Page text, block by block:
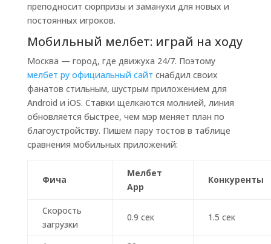
преподносит сюрпризы и заманухи для новых и
постоянных игроков.
Мобильный мелбет: играй на ходу
Москва — город, где движуха 24/7. Поэтому
мелбет ру официальный сайт снабдил своих
фанатов стильным, шустрым приложением для
Android и iOS. Ставки щелкаются молнией, линия
обновляется быстрее, чем мэр меняет план по
благоустройству. Пишем пару тостов в таблице
сравнения мобильных приложений:
Фича
Мелбет
App
Конкуренты
Скорость
загрузки
0.9 сек 1.5 сек